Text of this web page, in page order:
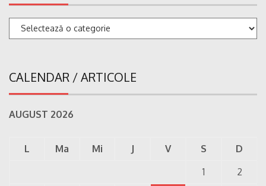
Categorii
CALENDAR / ARTICOLE
AUGUST 2026
L Ma Mi J V S
D
1
2